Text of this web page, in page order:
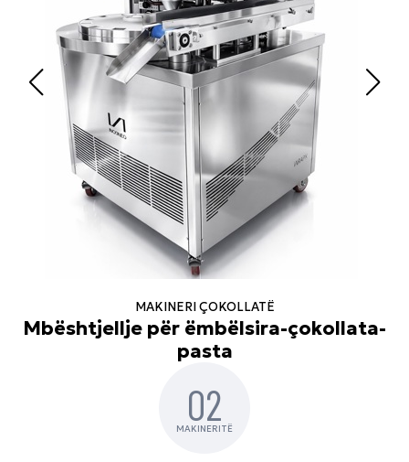
MAKINERI ÇOKOLLATË
Mbështjellje për ëmbëlsira-çokollata-
pasta
02
MAKINERITË